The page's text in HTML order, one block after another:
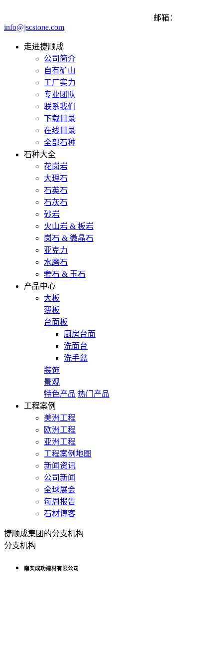
邮箱：
info@jscstone.com
走进捷顺成
公司简介
自有矿山
工厂实力
专业团队
联系我们
下载目录
在线目录
全部石种
石种大全
花岗岩
大理石
石英石
石灰石
砂岩
火山岩 & 板岩
岗石 & 微晶石
亚克力
水磨石
奢石 & 玉石
产品中心
大板
薄板
台面板
厨房台面
洗面台
洗手盆
装饰
景观
特色产品 热门产品
工程案例
美洲工程
欧洲工程
亚洲工程
工程案例地图
新闻资讯
公司新闻
全球展会
每周报告
石材博客
捷顺成集团的分支机构
分支机构
南安成功建材有限公司